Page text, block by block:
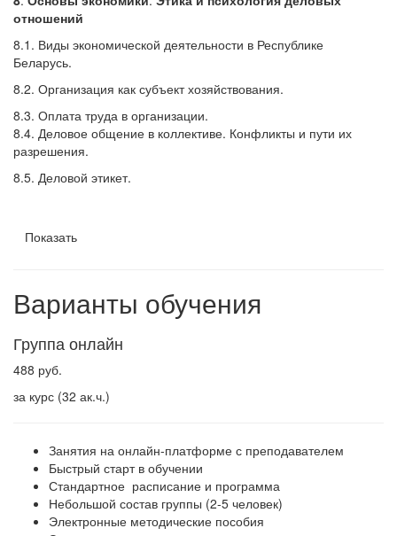
отношений
8.1. Виды экономической деятельности в Республике
Беларусь.
8.2. Организация как субъект хозяйствования.
8.3. Оплата труда в организации.
8.4. Деловое общение в коллективе. Конфликты и пути их
разрешения.
8.5. Деловой этикет.
Показать
Варианты обучения
Группа онлайн
488 руб.
за курс (32 ак.ч.)
Занятия на онлайн-платформе с преподавателем
Быстрый старт в обучении
Стандартное расписание и программа
Небольшой состав группы (2-5 человек)
Электронные методические пособия